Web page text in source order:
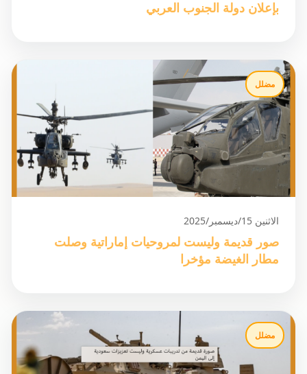
بإعلان دولة الجنوب العربي
مضلل
الاثنين 15/ديسمبر/2025
صور قديمة وليست لمروحيات إماراتية وصلت
مطار الغيضة مؤخرا
مضلل